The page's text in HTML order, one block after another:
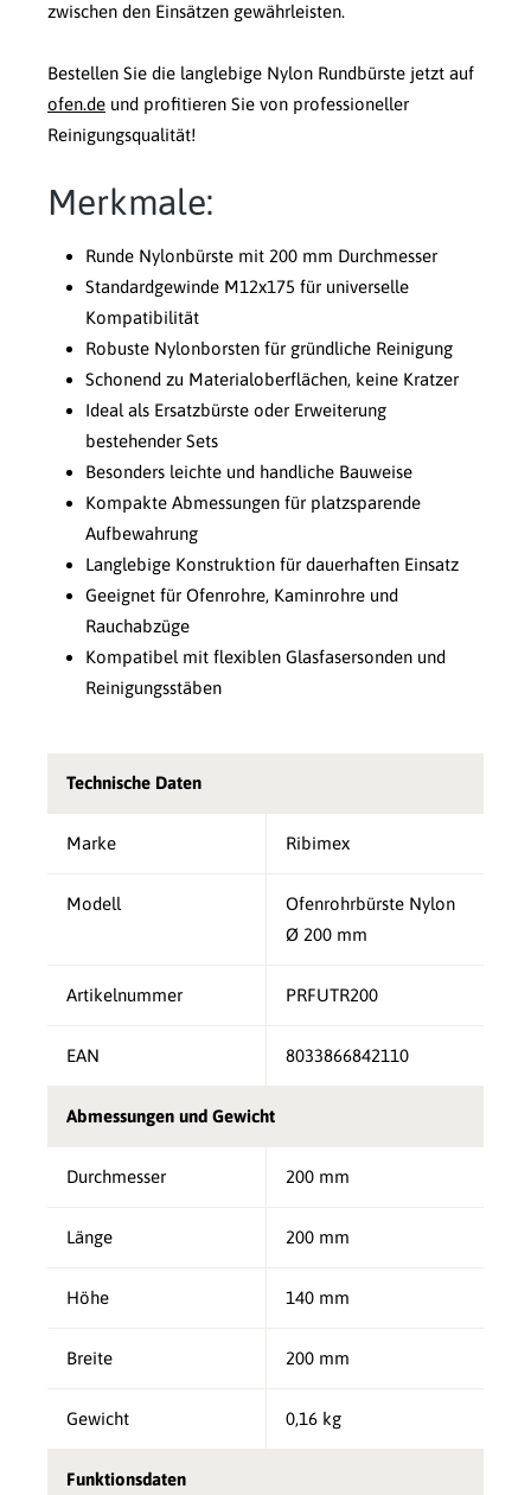
zwischen den Einsätzen gewährleisten.
Bestellen Sie die langlebige Nylon Rundbürste jetzt auf
ofen.de und profitieren Sie von professioneller
Reinigungsqualität!
Merkmale:
Runde Nylonbürste mit 200 mm Durchmesser
Standardgewinde M12x175 für universelle
Kompatibilität
Robuste Nylonborsten für gründliche Reinigung
Schonend zu Materialoberflächen, keine Kratzer
Ideal als Ersatzbürste oder Erweiterung
bestehender Sets
Besonders leichte und handliche Bauweise
Kompakte Abmessungen für platzsparende
Aufbewahrung
Langlebige Konstruktion für dauerhaften Einsatz
Geeignet für Ofenrohre, Kaminrohre und
Rauchabzüge
Kompatibel mit flexiblen Glasfasersonden und
Reinigungsstäben
Technische Daten
Marke Ribimex
Modell
Ofenrohrbürste Nylon
Ø 200 mm
Artikelnummer PRFUTR200
EAN 8033866842110
Abmessungen und Gewicht
Durchmesser 200 mm
Länge 200 mm
Höhe 140 mm
Breite 200 mm
Gewicht 0,16 kg
Funktionsdaten